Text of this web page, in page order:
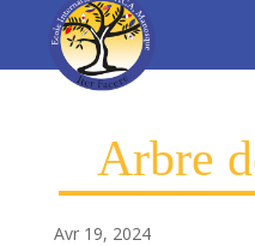
Arbre
Avr 19, 2024